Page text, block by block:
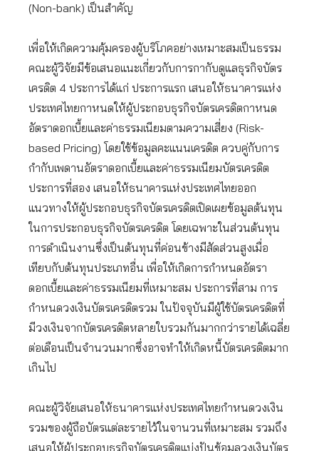
(Non-bank) เป็นสำคัญ
เพื่อให้เกิดความคุ้มครองผู้บริโภคอย่างเหมาะสมเป็นธรรม
คณะผู้วิจัยมีข้อเสนอแนะเกี่ยวกับการกากับดูแลธุรกิจบัตร
เครดิต 4 ประการได้แก่ ประการแรก เสนอให้ธนาคารแห่ง
ประเทศไทยกาหนดให้ผู้ประกอบธุรกิจบัตรเครดิตกาหนด
อัตราดอกเบี้ยและค่าธรรมเนียมตามความเสี่ยง (Risk-
based Pricing) โดยใช้ข้อมูลคะแนนเครดิต ควบคู่กับการ
กำกับเพดานอัตราดอกเบี้ยและค่าธรรมเนียมบัตรเครดิต
ประการที่สอง เสนอให้ธนาคารแห่งประเทศไทยออก
แนวทางให้ผู้ประกอบธุรกิจบัตรเครดิตเปิดเผยข้อมูลต้นทุน
ในการประกอบธุรกิจบัตรเครดิต โดยเฉพาะในส่วนต้นทุน
การดำเนินงานซึ่งเป็นต้นทุนที่ค่อนข้างมีสัดส่วนสูงเมื่อ
เทียบกับต้นทุนประเภทอื่น เพื่อให้เกิดการกำหนดอัตรา
ดอกเบี้ยและค่าธรรมเนียมที่เหมาะสม ประการที่สาม การ
กำหนดวงเงินบัตรเครดิตรวม ในปัจจุบันมีผู้ใช้บัตรเครดิตที่
มีวงเงินจากบัตรเครดิตหลายใบรวมกันมากกว่ารายได้เฉลี่ย
ต่อเดือนเป็นจำนวนมากซึ่งอาจทำให้เกิดหนี้บัตรเครดิตมาก
เกินไป
คณะผู้วิจัยเสนอให้ธนาคารแห่งประเทศไทยกำหนดวงเงิน
รวมของผู้ถือบัตรแต่ละรายไว้ในจานวนที่เหมาะสม รวมถึง
เสนอให้ผู้ประกอบธุรกิจบัตรเครดิตแบ่งปันข้อมูลวงเงินบัตร